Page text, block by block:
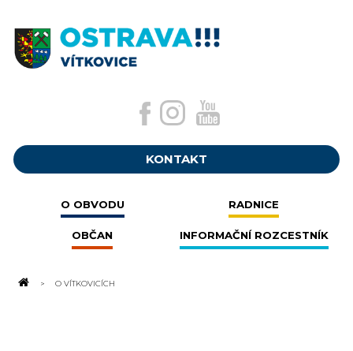
KONTAKT
O OBVODU RADNICE
OBČAN INFORMAČNÍ ROZCESTNÍK
O VÍTKOVICÍCH